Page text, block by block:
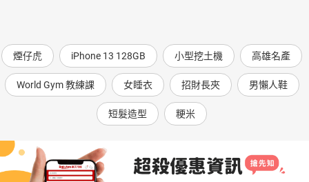
煙仔虎 iPhone 13 128GB 小型挖土機 高雄名產
World Gym 教練課 女睡衣 招財長夾 男懶人鞋
短髮造型 粳米